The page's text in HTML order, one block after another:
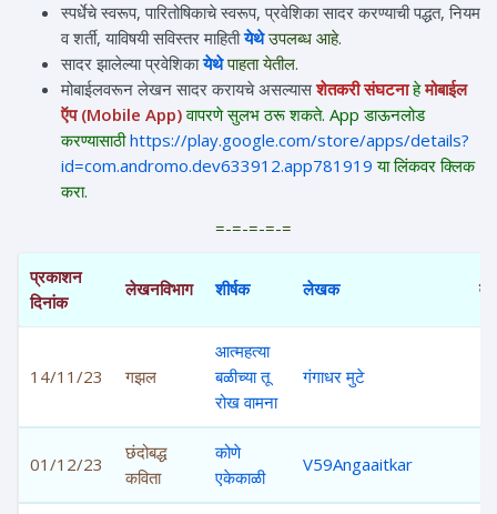
स्पर्धेचे स्वरूप, पारितोषिकाचे स्वरूप, प्रवेशिका सादर करण्याची पद्धत, नियम
व शर्ती, याविषयी सविस्तर माहितीयेथेउपलब्ध आहे.
सादर झालेल्या प्रवेशिकायेथेपाहता येतील.
मोबाईलवरून लेखन सादर करायचे असल्यासशेतकरी संघटनाहेमोबाईल
ऍप (Mobile App)वापरणे सुलभ ठरू शकते. App डाऊनलोड
करण्यासाठीhttps://play.google.com/store/apps/details?
id=com.andromo.dev633912.app781919 या लिंकवर क्लिक
करा.
=-=-=-=-=
प्रकाशन
दिनांक
लेखनविभाग शीर्षक लेखक
14/11/23 गझल
आत्महत्या
बळीच्या तू
रोख वामना
गंगाधर मुटे
01/12/23
छंदोबद्ध
कविता
कोणे
एकेकाळी
V59Angaaitkar